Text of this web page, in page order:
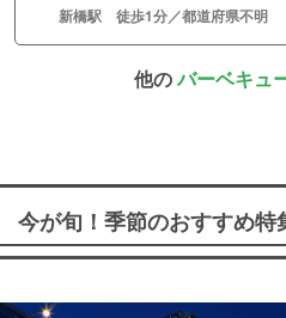
新橋駅 徒歩1分／都道府県不明
他のバーベキュ
今が旬！季節のおすすめ特